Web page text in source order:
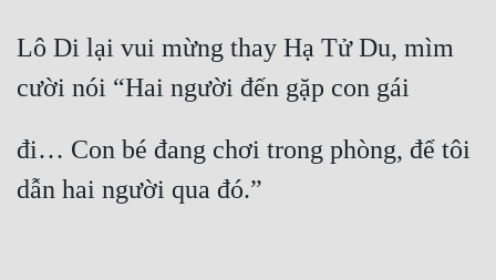
Lô Di lại vui mừng thay Hạ Tử Du, mìm
cười nói “Hai người đến gặp con gái
đi… Con bé đang chơi trong phòng, để tôi
dẫn hai người qua đó.”